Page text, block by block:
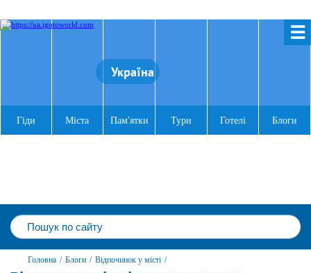
☰
Україна
Гіди Міста Пам'ятки Тури Готелі Блоги
Головна / Блоги / Відпочинок у місті /